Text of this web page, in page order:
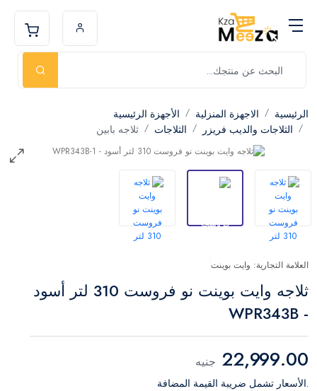
الرئيسية الاجهزة المنزلية
الأجهزة الرئيسية
الثلاجات والديب فريزر
الثلاجات ثلاجه بابين
العلامة التجارية: وايت بوينت
ثلاجه وايت بوينت نو فروست 310 لتر أسود
- WPR343B
22,999.00 جنيه
.الأسعار تشمل ضريبة القيمة المضافة